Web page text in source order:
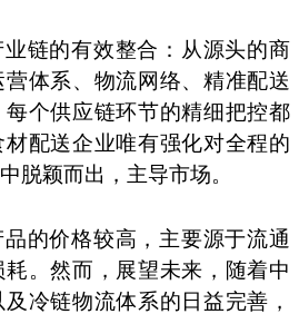
链的有效整合：从源头的商
体系、物流网络、精准配送
个供应链环节的精细把控都
配送企业唯有强化对全程的
脱颖而出，主导市场。
的价格较高，主要源于流通
。然而，展望未来，随着中
冷链物流体系的日益完善，